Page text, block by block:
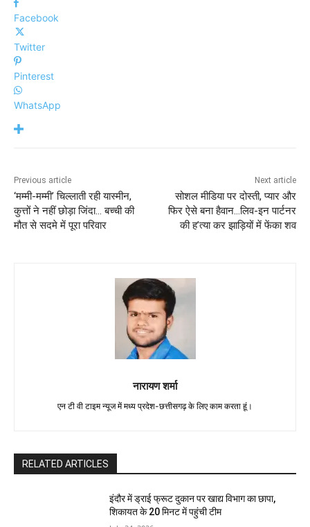
Facebook
Twitter
Pinterest
WhatsApp
Previous article
‘मम्मी-मम्मी’ चिल्लाती रही यास्मीन,
कुत्तों ने नहीं छोड़ा जिंदा… बच्ची की
मौत से सदमे में पूरा परिवार
Next article
सोशल मीडिया पर दोस्ती, प्यार और
फिर ऐसे बना हैवान…लिव-इन पार्टनर
की ह’त्या कर झाड़ियों में फेंका शव
नारायण शर्मा
एन टी वी टाइम न्यूज में मध्य प्रदेश-छत्तीसगढ़ के लिए काम करता हूं।
RELATED ARTICLES
इंदौर में ड्राई फ्रूट दुकान पर खाद्य विभाग का छापा,
शिकायत के 20 मिनट में पहुंची टीम